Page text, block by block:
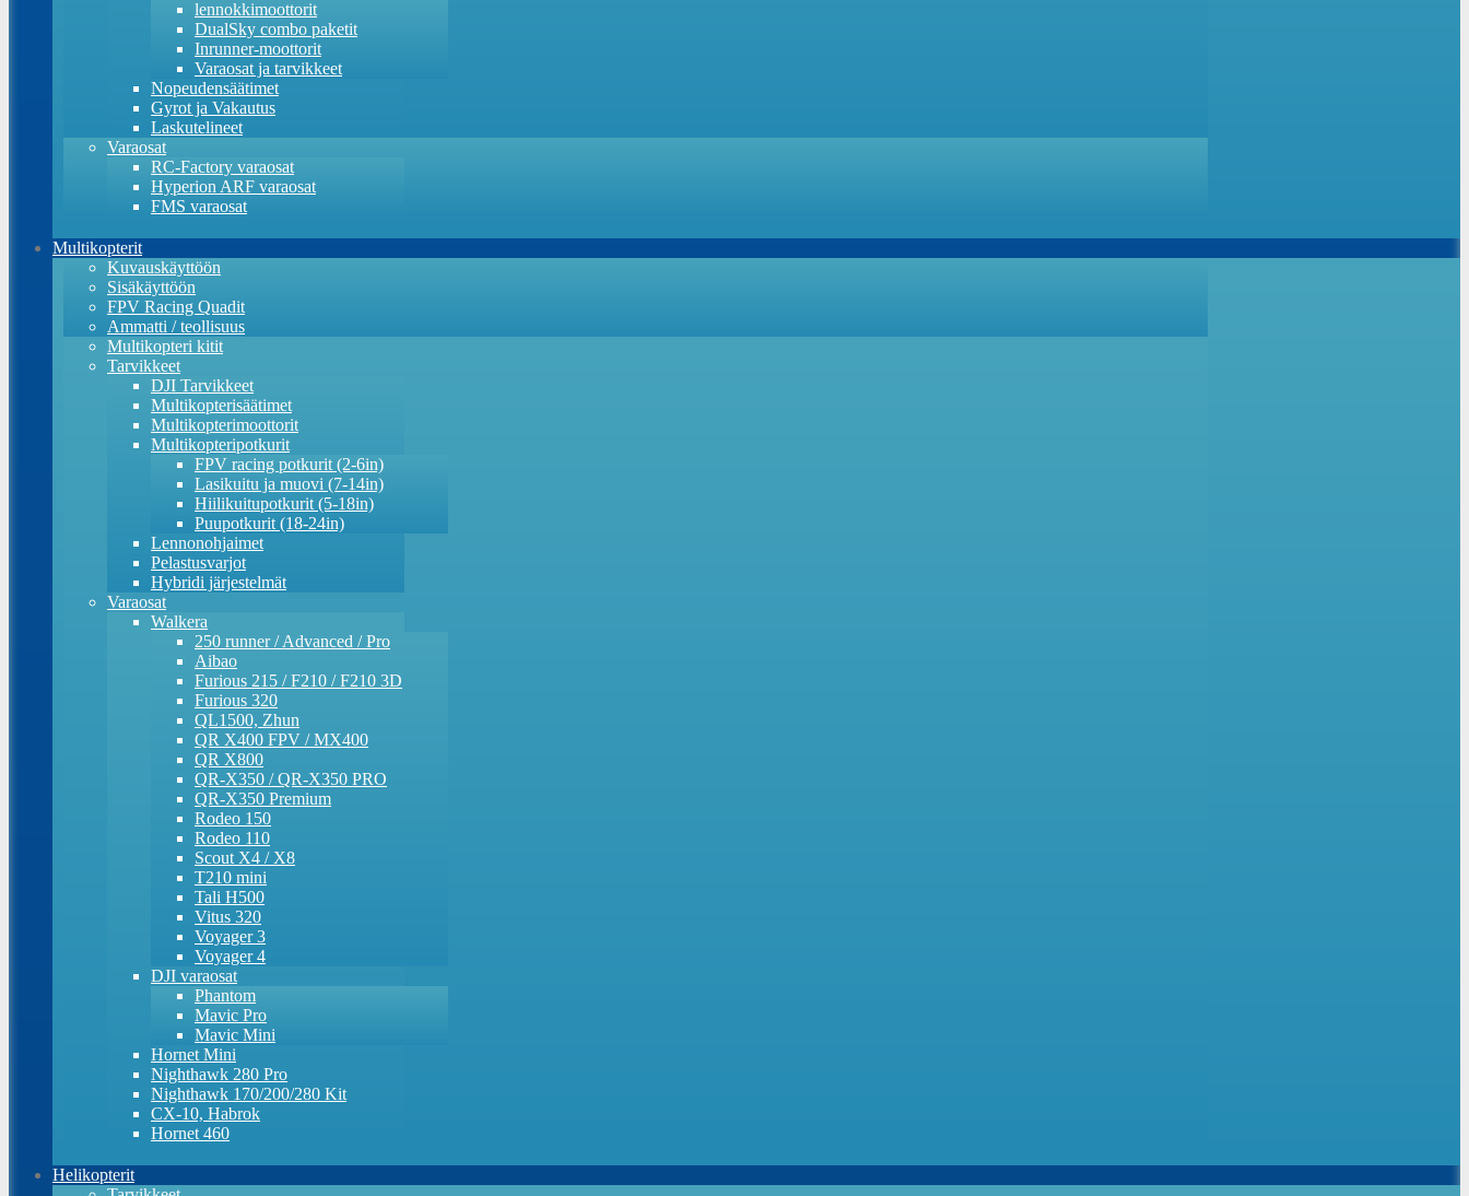
lennokkimoottorit
DualSky combo paketit
Inrunner-moottorit
Varaosat ja tarvikkeet
Nopeudensäätimet
Gyrot ja Vakautus
Laskutelineet
Varaosat
RC-Factory varaosat
Hyperion ARF varaosat
FMS varaosat
Multikopterit
Kuvauskäyttöön
Sisäkäyttöön
FPV Racing Quadit
Ammatti / teollisuus
Multikopteri kitit
Tarvikkeet
DJI Tarvikkeet
Multikopterisäätimet
Multikopterimoottorit
Multikopteripotkurit
FPV racing potkurit (2-6in)
Lasikuitu ja muovi (7-14in)
Hiilikuitupotkurit (5-18in)
Puupotkurit (18-24in)
Lennonohjaimet
Pelastusvarjot
Hybridi järjestelmät
Varaosat
Walkera
250 runner / Advanced / Pro
Aibao
Furious 215 / F210 / F210 3D
Furious 320
QL1500, Zhun
QR X400 FPV / MX400
QR X800
QR-X350 / QR-X350 PRO
QR-X350 Premium
Rodeo 150
Rodeo 110
Scout X4 / X8
T210 mini
Tali H500
Vitus 320
Voyager 3
Voyager 4
DJI varaosat
Phantom
Mavic Pro
Mavic Mini
Hornet Mini
Nighthawk 280 Pro
Nighthawk 170/200/280 Kit
CX-10, Habrok
Hornet 460
Helikopterit